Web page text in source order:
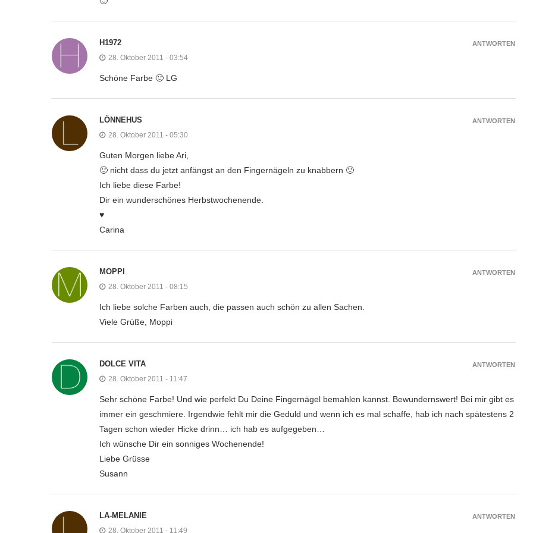
H1972
28. Oktober 2011 - 03:54
Schöne Farbe 🙂 LG
ANTWORTEN
LÖNNEHUS
28. Oktober 2011 - 05:30
Guten Morgen liebe Ari,
🙂 nicht dass du jetzt anfängst an den Fingernägeln zu knabbern 🙂
Ich liebe diese Farbe!
Dir ein wunderschönes Herbstwochenende.
♥
Carina
ANTWORTEN
MOPPI
28. Oktober 2011 - 08:15
Ich liebe solche Farben auch, die passen auch schön zu allen Sachen.
Viele Grüße, Moppi
ANTWORTEN
DOLCE VITA
28. Oktober 2011 - 11:47
Sehr schöne Farbe! Und wie perfekt Du Deine Fingernägel bemahlen kannst. Bewundernswert! Bei mir gibt es
immer ein geschmiere. Irgendwie fehlt mir die Geduld und wenn ich es mal schaffe, hab ich nach spätestens 2
Tagen schon wieder Hicke drinn… ich hab es aufgegeben…
Ich wünsche Dir ein sonniges Wochenende!
Liebe Grüsse
Susann
ANTWORTEN
LA-MELANIE
28. Oktober 2011 - 11:49
ANTWORTEN